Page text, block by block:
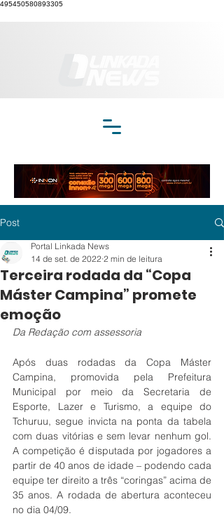
495450580893305
Post
Terceira rodada da “Copa
Máster Campina” promete
emoção
Portal Linkada News
14 de set. de 2022 2 min de leitura
Da Redação com assessoria
Após duas rodadas da Copa Máster
Campina, promovida pela Prefeitura
Municipal por meio da Secretaria de
Esporte, Lazer e Turismo, a equipe do
Tchuruu, segue invicta na ponta da tabela
com duas vitórias e sem levar nenhum gol.
A competição é disputada por jogadores a
partir de 40 anos de idade – podendo cada
equipe ter direito a três “coringas” acima de
35 anos. A rodada de abertura aconteceu
no dia 04/09.